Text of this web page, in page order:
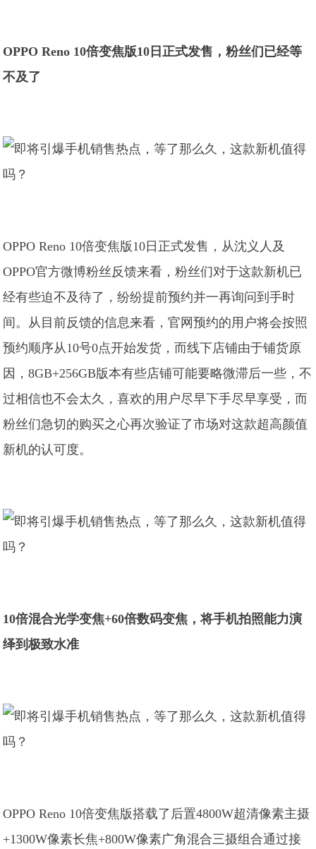
OPPO Reno 10倍变焦版10日正式发售，粉丝们已经等
不及了
OPPO Reno 10倍变焦版10日正式发售，从沈义人及
OPPO官方微博粉丝反馈来看，粉丝们对于这款新机已
经有些迫不及待了，纷纷提前预约并一再询问到手时
间。从目前反馈的信息来看，官网预约的用户将会按照
预约顺序从10号0点开始发货，而线下店铺由于铺货原
因，8GB+256GB版本有些店铺可能要略微滞后一些，不
过相信也不会太久，喜欢的用户尽早下手尽早享受，而
粉丝们急切的购买之心再次验证了市场对这款超高颜值
新机的认可度。
10倍混合光学变焦+60倍数码变焦，将手机拍照能力演
绎到极致水准
OPPO Reno 10倍变焦版搭载了后置4800W超清像素主摄
+1300W像素长焦+800W像素广角混合三摄组合通过接